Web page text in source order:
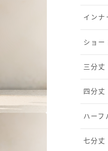
インナ
ショー
三分丈
四分丈
ハーフ
七分丈